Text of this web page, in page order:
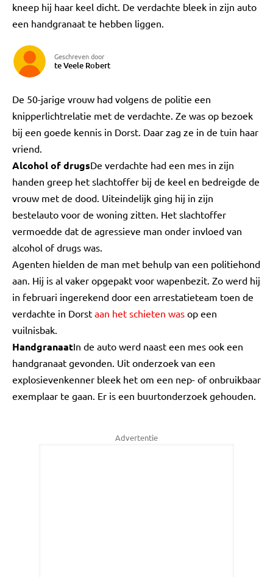
kneep hij haar keel dicht. De verdachte bleek in zijn auto
een handgranaat te hebben liggen.
Geschreven door
te Veele Robert
De 50-jarige vrouw had volgens de politie een
knipperlichtrelatie met de verdachte. Ze was op bezoek
bij een goede kennis in Dorst. Daar zag ze in de tuin haar
vriend.
Alcohol of drugsDe verdachte had een mes in zijn
handen greep het slachtoffer bij de keel en bedreigde de
vrouw met de dood. Uiteindelijk ging hij in zijn
bestelauto voor de woning zitten. Het slachtoffer
vermoedde dat de agressieve man onder invloed van
alcohol of drugs was.
Agenten hielden de man met behulp van een politiehond
aan. Hij is al vaker opgepakt voor wapenbezit. Zo werd hij
in februari ingerekend door een arrestatieteam toen de
verdachte in Dorst aan het schieten was op een
vuilnisbak.
HandgranaatIn de auto werd naast een mes ook een
handgranaat gevonden. Uit onderzoek van een
explosievenkenner bleek het om een nep- of onbruikbaar
exemplaar te gaan. Er is een buurtonderzoek gehouden.
Advertentie